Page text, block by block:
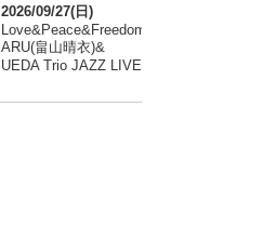
2026/09/27(日)
Love&Peace&Freedom
ARU(畠山晴衣)&
UEDA Trio JAZZ LIVE